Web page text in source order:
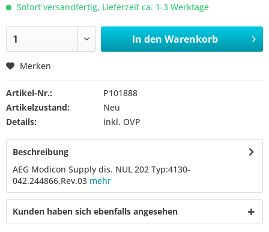
Sofort versandfertig, Lieferzeit ca. 1-3 Werktage
In den Warenkorb
Merken
Artikel-Nr.:
P101888
Artikelzustand:
Neu
Details:
inkl. OVP
Beschreibung
AEG Modicon Supply dis. NUL 202 Typ:4130-
042.244866,Rev.03 mehr
Kunden haben sich ebenfalls angesehen